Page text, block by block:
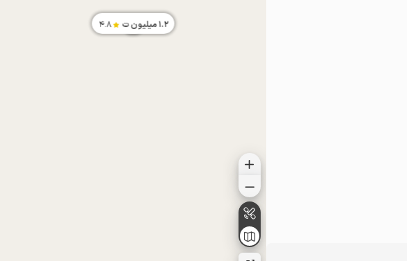
1.2میلیون ت 4.8